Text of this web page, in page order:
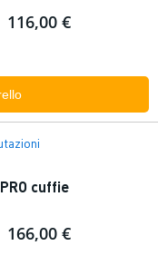
116,00 €
cuffie
166,00 €